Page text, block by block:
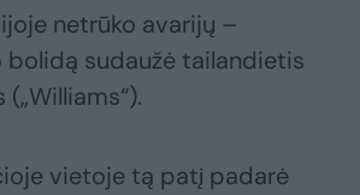
netrūko avarijų –
bolidą sudaužė tailandietis
vietoje tą patį padarė